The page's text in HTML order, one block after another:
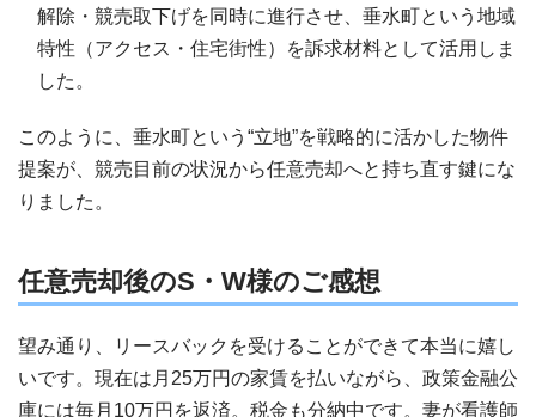
解除・競売取下げを同時に進行させ、垂水町という地域
特性（アクセス・住宅街性）を訴求材料として活用しま
した。
このように、垂水町という“立地”を戦略的に活かした物件
提案が、競売目前の状況から任意売却へと持ち直す鍵にな
りました。
任意売却後のS・W様のご感想
望み通り、リースバックを受けることができて本当に嬉し
いです。現在は月25万円の家賃を払いながら、政策金融公
庫には毎月10万円を返済。税金も分納中です。妻が看護師